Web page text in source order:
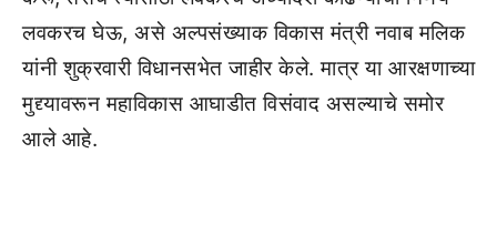
लवकरच घेऊ, असे अल्पसंख्याक विकास मंत्री नवाब मलिक
यांनी शुक्रवारी विधानसभेत जाहीर केले. मात्र या आरक्षणाच्या
मुद्द्यावरून महाविकास आघाडीत विसंवाद असल्याचे समोर
आले आहे.